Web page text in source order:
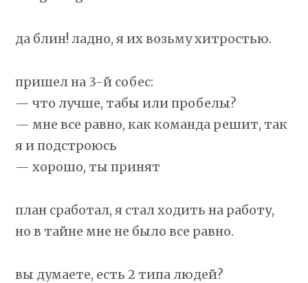
да блин! ладно, я их возьму хитростью.
пришел на 3-й собес:
— что лучше, табы или пробелы?
— мне все равно, как команда решит, так
я и подстроюсь
— хорошо, ты принят
план сработал, я стал ходить на работу,
но в тайне мне не было все равно.
вы думаете, есть 2 типа людей?